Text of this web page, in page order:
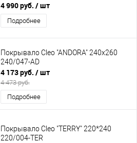
4 990 руб. / шт
Подробнее
Покрывало Cleo "ANDORA" 240х260
240/047-AD
4 173 руб. / шт
4 473 руб.
Подробнее
Покрывало Cleo "TERRY" 220*240
220/004-TER